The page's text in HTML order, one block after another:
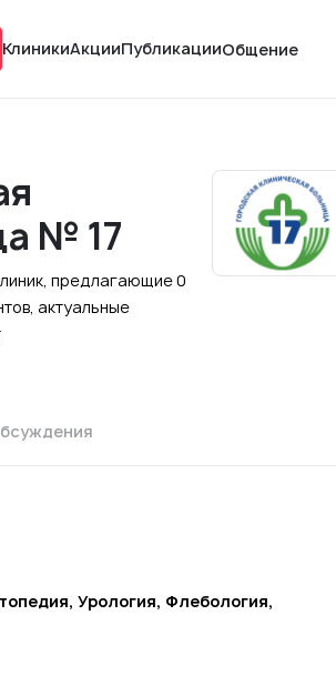
КлиникиАкцииПубликацииОбщение
№ 17
предлагающие 0
актуальные
Урология, Флебология,